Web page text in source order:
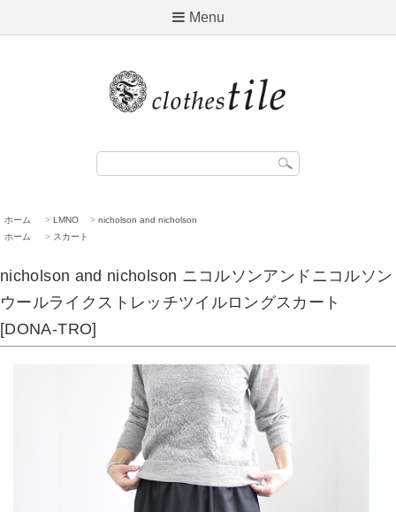
Menu
ホーム > LMNO > nicholson and nicholson
ホーム
> スカート
nicholson and nicholson ニコルソンアンドニコルソン
ウールライクストレッチツイルロングスカート
[DONA-TRO]